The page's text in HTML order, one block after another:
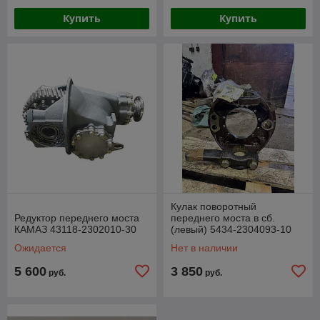
Купить Купить
Редуктор переднего моста
КАМАЗ 43118-2302010-30
Ожидается
5 600 руб.
Кулак поворотный
переднего моста в сб.
(левый) 5434-2304093-10
Нет в наличии
3 850 руб.